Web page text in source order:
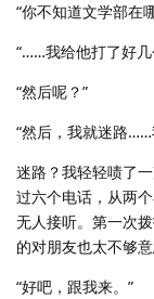
“你不知道文学部在
“……我给他打了好
“然后呢？”
“然后，我就迷路
迷路？我轻轻啧了
过六个电话，从两
无人接听。第一次
的对朋友也太不够意
“好吧，跟我来。”